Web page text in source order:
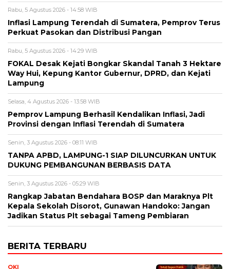
Rabu, 5 Agustus 2026 - 14:58 WIB
Inflasi Lampung Terendah di Sumatera, Pemprov Terus
Perkuat Pasokan dan Distribusi Pangan
Rabu, 5 Agustus 2026 - 14:29 WIB
FOKAL Desak Kejati Bongkar Skandal Tanah 3 Hektare
Way Hui, Kepung Kantor Gubernur, DPRD, dan Kejati
Lampung
Selasa, 4 Agustus 2026 - 13:58 WIB
Pemprov Lampung Berhasil Kendalikan Inflasi, Jadi
Provinsi dengan Inflasi Terendah di Sumatera
Senin, 3 Agustus 2026 - 08:11 WIB
TANPA APBD, LAMPUNG-1 SIAP DILUNCURKAN UNTUK
DUKUNG PEMBANGUNAN BERBASIS DATA
Senin, 3 Agustus 2026 - 05:29 WIB
Rangkap Jabatan Bendahara BOSP dan Maraknya Plt
Kepala Sekolah Disorot, Gunawan Handoko: Jangan
Jadikan Status Plt sebagai Tameng Pembiaran
BERITA TERBARU
OKI